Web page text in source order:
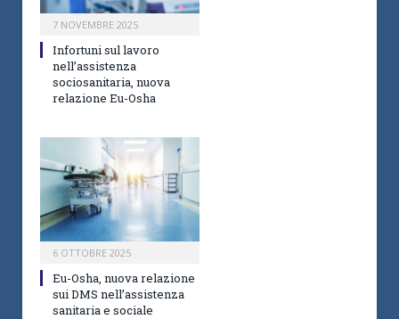
7 NOVEMBRE 2025
Infortuni sul lavoro
nell’assistenza
sociosanitaria, nuova
relazione Eu-Osha
6 OTTOBRE 2025
Eu-Osha, nuova relazione
sui DMS nell’assistenza
sanitaria e sociale